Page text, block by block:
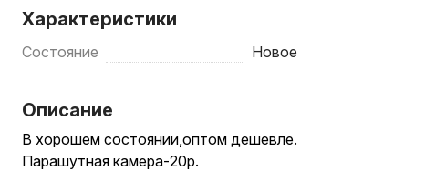
Характеристики
Состояние Новое
Описание
В хорошем состоянии,оптом дешевле.
Парашутная камера-20р.